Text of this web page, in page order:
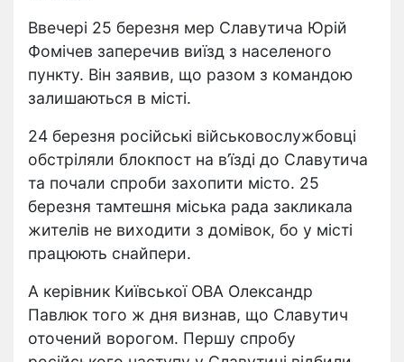
Ввечері 25 березня мер Славутича Юрій
Фомічев заперечив виїзд з населеного
пункту. Він заявив, що разом з командою
залишаються в місті.
24 березня російські військовослужбовці
обстріляли блокпост на в’їзді до Славутича
та почали спроби захопити місто. 25
березня тамтешня міська рада закликала
жителів не виходити з домівок, бо у місті
працюють снайпери.
А керівник Київської ОВА Олександр
Павлюк того ж дня визнав, що Славутич
оточений ворогом. Першу спробу